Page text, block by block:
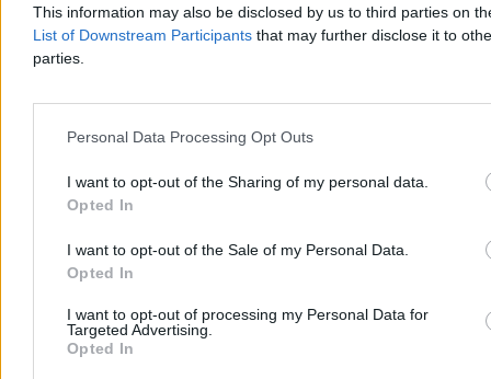
This information may also be disclosed by us to third parties on
List of Downstream Participants that may further disclose it to
parties.
Personal Data Processing Opt Outs
I want to opt-out of the Sharing of my personal data.
Opted In
I want to opt-out of the Sale of my Personal Data.
Opted In
I want to opt-out of processing my Personal Data for
Targeted Advertising.
Opted In
W piątkowy wieczór przy ul. Księcia Bolka I w Kamiennej Górze
doszło do napaści z użyciem ostrego przedmiotu na 15-latka.
Nastolatek w stanie zagrażającym życiu trafił śmigłowcem LPR do
szpitala we Wrocławiu. Podejrzanym o napaść jest zatrzymany 16-
Dzisiaj 15:22
Kraj